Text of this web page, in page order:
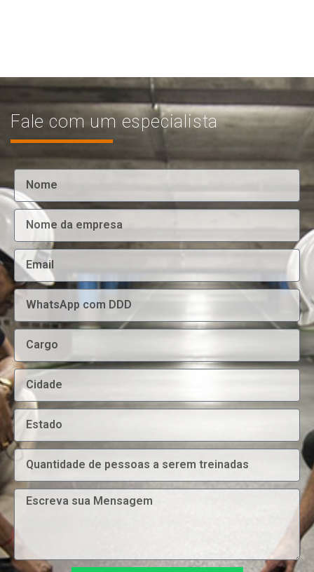
Fale com um especialista